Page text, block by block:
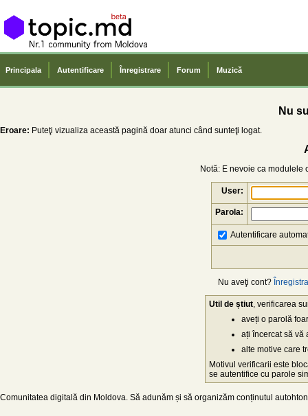
Principala Autentificare Înregistrare Forum Muzică
Nu
Eroare: Puteţi vizualiza această pagină doar atunci când sunteţi logat.
Notă: E nevoie ca modulele
User:
Parola:
Autentificare
Nu aveţi cont?
Util de știut , verificarea
aveți o parolă
ați încercat să vă
alte motive care
Motivul verificarii este
se autentifice cu parole
Comunitatea digitală din Moldova. Să adunăm și să organizăm conținutul